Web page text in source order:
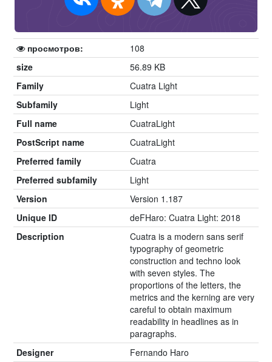
просмотров:
108
size
56.89 KB
Family
Cuatra Light
Subfamily
Light
Full name
CuatraLight
PostScript name
CuatraLight
Preferred family
Cuatra
Preferred subfamily
Light
Version
Version 1.187
Unique ID
deFHaro: Cuatra Light: 2018
Description
Cuatra is a modern sans serif
typography of geometric
construction and techno look
with seven styles. The
proportions of the letters, the
metrics and the kerning are very
careful to obtain maximum
readability in headlines as in
paragraphs.
Designer
Fernando Haro